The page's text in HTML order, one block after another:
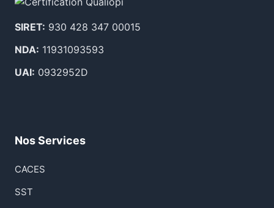
SIRET: 930 428 347 00015
NDA: 11931093593
UAI: 0932952D
Nos Services
CACES
SST